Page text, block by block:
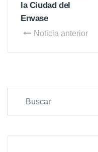
la Ciudad del
Envase
Noticia anterior